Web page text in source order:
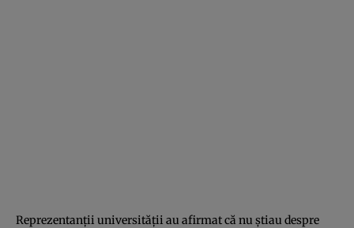
Reprezentanţii universităţii au afirmat că nu ştiau despre